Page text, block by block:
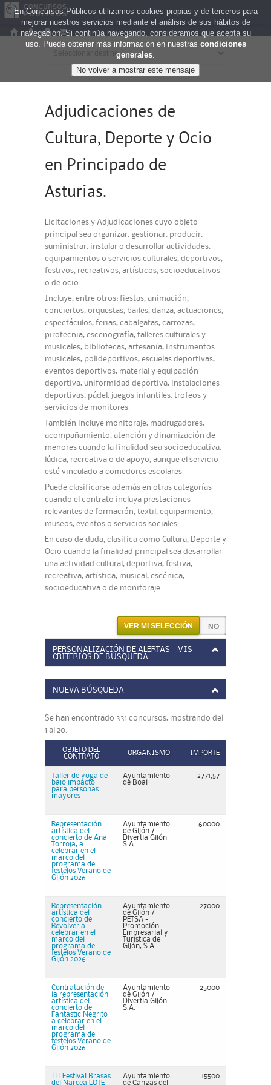
Adjudicaciones de
Cultura, Deporte y Ocio
en Principado de
Asturias.
Licitaciones y Adjudicaciones cuyo objeto
principal sea organizar, gestionar, producir,
suministrar, instalar o desarrollar actividades,
equipamientos o servicios culturales, deportivos,
festivos, recreativos, artísticos, socioeducativos
o de ocio.
Incluye, entre otros: fiestas, animación,
conciertos, orquestas, bailes, danza, actuaciones,
espectáculos, ferias, cabalgatas, carrozas,
pirotecnia, escenografía, talleres culturales y
musicales, bibliotecas, artesanía, instrumentos
musicales, polideportivos, escuelas deportivas,
eventos deportivos, material y equipación
deportiva, uniformidad deportiva, instalaciones
deportivas, pádel, juegos infantiles, trofeos y
servicios de monitores.
También incluye monitoraje, madrugadores,
acompañamiento, atención y dinamización de
menores cuando la finalidad sea socioeducativa,
lúdica, recreativa o de apoyo, aunque el servicio
esté vinculado a comedores escolares.
Puede clasificarse además en otras categorías
cuando el contrato incluya prestaciones
relevantes de formación, textil, equipamiento,
museos, eventos o servicios sociales.
En caso de duda, clasifica como Cultura, Deporte y
Ocio cuando la finalidad principal sea desarrollar
una actividad cultural, deportiva, festiva,
recreativa, artística, musical, escénica,
socioeducativa o de monitoraje.
VER MI SELECCIÓN
PERSONALIZACIÓN DE ALERTAS - MIS
CRITERIOS DE BÚSQUEDA
NUEVA BÚSQUEDA
Se han encontrado 331 concursos, mostrando del
1 al 20.
OBJETO DEL
CONTRATO
ORGANISMO IMPORTE
Taller de yoga de
bajo impacto
para personas
mayores
Ayuntamiento
de Boal
2771,57
Representación
artística del
concierto de Ana
Torroja, a
celebrar en el
marco del
programa de
festejos Verano de
Gijón 2026
Ayuntamiento
de Gijón /
Divertia Gijón
S.A.
60000
Representación
artística del
concierto de
Revolver a
celebrar en el
marco del
programa de
festejos Verano de
Gijón 2026
Ayuntamiento
de Gijón /
PETSA -
Promoción
Empresarial y
Turística de
Gijón, S.A.
27000
Contratación de
la representación
artística del
concierto de
Fantastic Negrito
a celebrar en el
marco del
programa de
festejos Verano de
Gijón 2026
Ayuntamiento
de Gijón /
Divertia Gijón
S.A.
25000
III Festival Brasas
del Narcea LOTE
Ayuntamiento
de Cangas del
15500
En Concursos Públicos utilizamos cookies propias y de terceros para
mejorar nuestros servicios mediante el análisis de sus hábitos de
navegación. Si continúa navegando, consideramos que acepta su
uso. Puede obtener más información en nuestras condiciones
generales.